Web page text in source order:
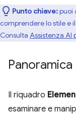
Punto chiave:puoi
comprendere lo stile e
Consulta Assistenza AI
Panoramica
Il riquadro
esaminare e